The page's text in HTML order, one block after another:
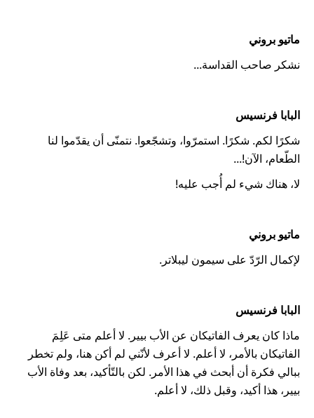
ماتيو بروني
نشكر صاحب القداسة...
البابا فرنسيس
شكرًا لكم. شكرًا. استمرّوا، وتشجّعوا. نتمنّى أن يقدّموا لنا
الطّعام، الآن!...
لا، هناك شيء لم أُجب عليه!
ماتيو بروني
لإكمال الرّدّ على سيمون ليبلاتر.
البابا فرنسيس
ماذا كان يعرف الفاتيكان عن الأب بيير. لا أعلم متى عَلِمَ
الفاتيكان بالأمر، لا أعلم. لا أعرف لأنّني لم أكن هنا، ولم تخطر
ببالي فكرة أن أبحث في هذا الأمر. لكن بالتّأكيد، بعد وفاة الأب
بيير، هذا أكيد، وقبل ذلك، لا أعلم.